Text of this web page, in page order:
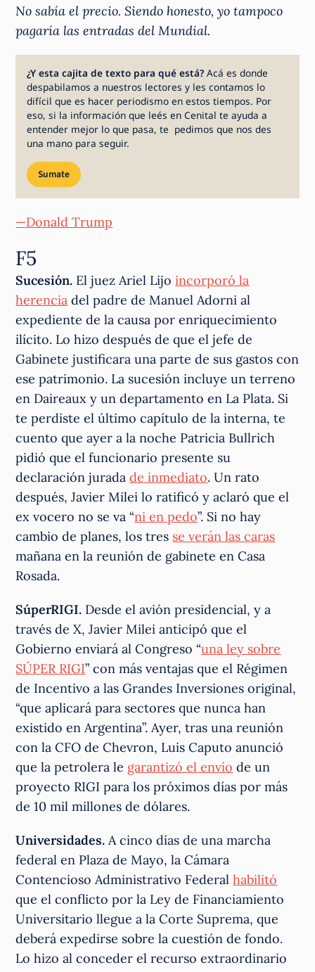
No sabía el precio. Siendo honesto, yo tampoco
pagaría las entradas del Mundial.
¿Y esta cajita de texto para qué está?Acá es donde
despabilamos a nuestros lectores y les contamos lo
difícil que es hacer periodismo en estos tiempos. Por
eso, si la información que leés en Cenital te ayuda a
entender mejor lo que pasa, te pedimos que nos des
una mano para seguir.
Sumate
—Donald Trump
F5
Sucesión. El juez Ariel Lijoincorporó la
herencia del padre de Manuel Adorni al
expediente de la causa por enriquecimiento
ilícito. Lo hizo después de que el jefe de
Gabinete justificara una parte de sus gastos con
ese patrimonio. La sucesión incluye un terreno
en Daireaux y un departamento en La Plata. Si
te perdiste el último capítulo de la interna, te
cuento que ayer a la noche Patricia Bullrich
pidió que el funcionario presente su
declaración juradade inmediato. Un rato
después, Javier Milei lo ratificó y aclaró que el
ex vocero no se va “ni en pedo”. Si no hay
cambio de planes, los tres se verán las caras
mañana en la reunión de gabinete en Casa
Rosada.
SúperRIGI. Desde el avión presidencial, y a
través de X, Javier Milei anticipó que el
Gobierno enviará al Congreso “una ley sobre
SÚPER RIGI” con más ventajas que el Régimen
de Incentivo a las Grandes Inversiones original,
“que aplicará para sectores que nunca han
existido en Argentina”. Ayer, tras una reunión
con la CFO de Chevron, Luis Caputo anunció
que la petrolera le garantizó el envío de un
proyecto RIGI para los próximos días por más
de 10 mil millones de dólares.
Universidades. A cinco días de una marcha
federal en Plaza de Mayo, la Cámara
Contencioso Administrativo Federalhabilitó
que el conflicto por la Ley de Financiamiento
Universitario llegue a la Corte Suprema, que
deberá expedirse sobre la cuestión de fondo.
Lo hizo al conceder el recurso extraordinario